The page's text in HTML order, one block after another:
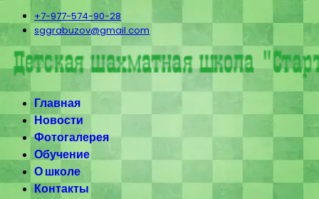
+7-977-574-90-28
sggrabuzov@gmail.com
Главная
Новости
Фотогалерея
Обучение
О школе
Контакты